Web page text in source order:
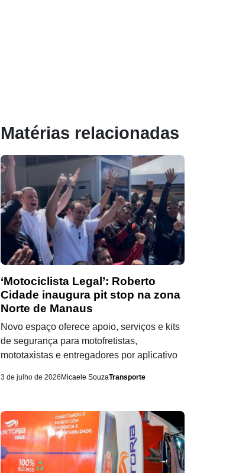
Matérias relacionadas
‘Motociclista Legal’: Roberto
Cidade inaugura pit stop na zona
Norte de Manaus
Novo espaço oferece apoio, serviços e kits
de segurança para motofretistas,
mototaxistas e entregadores por aplicativo
3 de julho de 2026 Micaele SouzaTransporte